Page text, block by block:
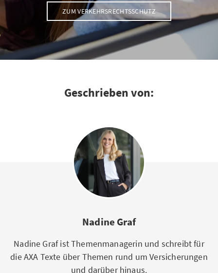
ZUM VERKEHRSRECHTSSCHUTZ
Geschrieben von:
Nadine Graf
Nadine Graf ist Themenmanagerin und schreibt für
die AXA Texte über Themen rund um Versicherungen
und darüber hinaus.